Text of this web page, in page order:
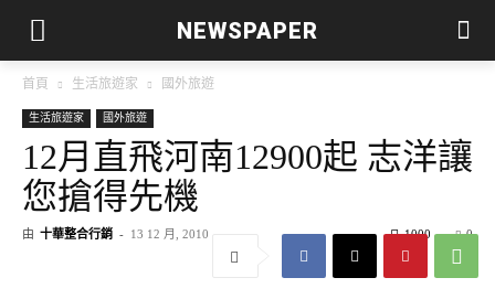
NEWSPAPER
首頁 生活旅遊家 國外旅遊
生活旅遊家 國外旅遊
12月直飛河南12900起 志洋讓
您搶得先機
由 十華整合行銷 - 13 12 月, 2010 0
1000